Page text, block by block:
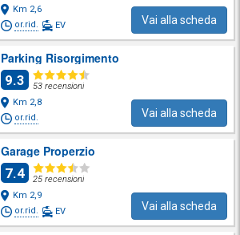
Km 2,6
or.rid.
EV Vai alla scheda
Parking Risorgimento
9.3
53 recensioni
Km 2,8
or.rid.
Vai alla scheda
Garage Properzio
7.4
25 recensioni
Km 2,9
or.rid.
EV Vai alla scheda